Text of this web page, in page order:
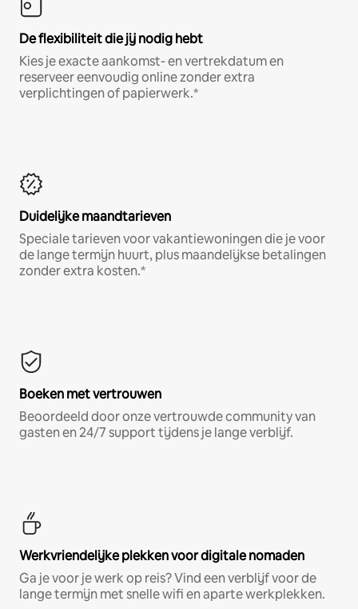
De flexibiliteit die jij nodig hebt
Kies je exacte aankomst- en vertrekdatum en
reserveer eenvoudig online zonder extra
verplichtingen of papierwerk.*
Duidelijke maandtarieven
Speciale tarieven voor vakantiewoningen die je voor
de lange termijn huurt, plus maandelijkse betalingen
zonder extra kosten.*
Boeken met vertrouwen
Beoordeeld door onze vertrouwde community van
gasten en 24/7 support tijdens je lange verblijf.
Werkvriendelijke plekken voor digitale nomaden
Ga je voor je werk op reis? Vind een verblijf voor de
lange termijn met snelle wifi en aparte werkplekken.